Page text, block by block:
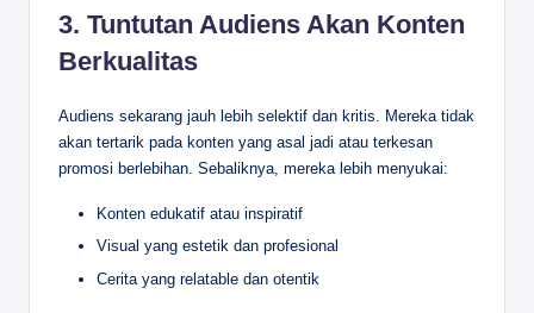
3. Tuntutan Audiens Akan Konten
Berkualitas
Audiens sekarang jauh lebih selektif dan kritis. Mereka tidak
akan tertarik pada konten yang asal jadi atau terkesan
promosi berlebihan. Sebaliknya, mereka lebih menyukai:
Konten edukatif atau inspiratif
Visual yang estetik dan profesional
Cerita yang relatable dan otentik